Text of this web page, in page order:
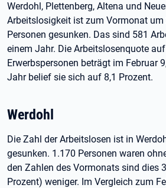
Werdohl, Plettenberg, Altena und
Arbeitslosigkeit ist zum Vormonat
Personen gesunken. Das sind 581
einem Jahr. Die Arbeitslosenquote
Erwerbspersonen beträgt im Februar
Jahr belief sie sich auf 8,1 Prozent.
Werdohl
Die Zahl der Arbeitslosen ist in
gesunken. 1.170 Personen waren
den Zahlen des Vormonats sind dies
Prozent) weniger. Im Vergleich zum